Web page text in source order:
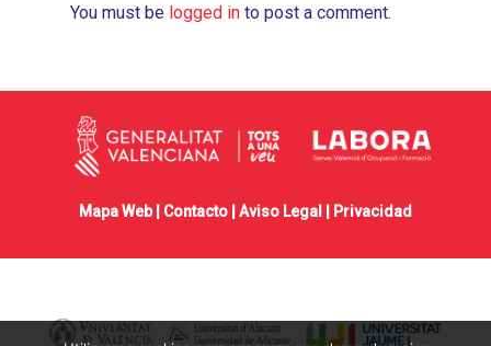
You must be logged in to post a comment.
Mapa Web | Contacto Aviso Legal Privacidad